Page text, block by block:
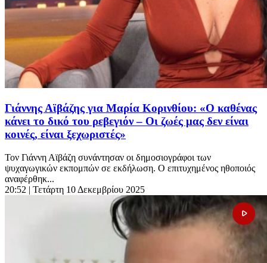
Γιάννης Αϊβάζης για Μαρία Κορινθίου: «Ο καθένας
κάνει το δικό του ρεβεγιόν – Οι ζωές μας δεν είναι
κοινές, είναι ξεχωριστές»
Τον Γιάννη Αϊβάζη συνάντησαν οι δημοσιογράφοι των
ψυχαγωγικών εκπομπών σε εκδήλωση. Ο επιτυχημένος ηθοποιός
αναφέρθηκ...
20:52 | Τετάρτη 10 Δεκεμβρίου 2025